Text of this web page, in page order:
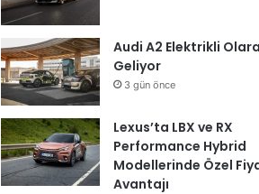
Audi A2 Elektrikli
Geliyor
3 gün önce
Lexus’ta LBX ve RX
Performance Hybrid
Modellerinde Özel
Avantajı